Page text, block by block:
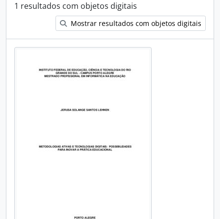
1 resultados com objetos digitais
Mostrar resultados com objetos digitais